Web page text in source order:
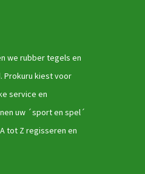
we rubber tegels en
Prokuru kiest voor
service en
uw ´sport en spel´
tot Z regisseren en